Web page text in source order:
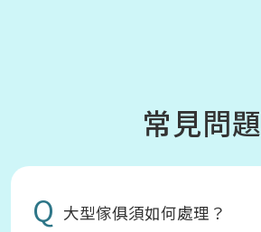
常見問題
Q 大型傢俱須如何處理？